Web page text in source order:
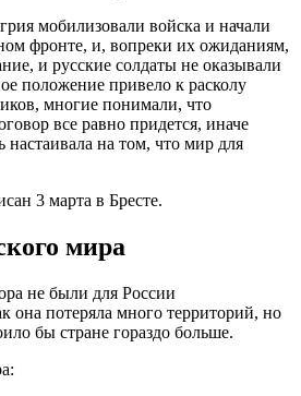
мобилизовали войска и начали
фронте, и, вопреки их ожиданиям,
и русские солдаты не оказывали
положение привело к расколу
многие понимали, что
все равно придется, иначе
настаивала на том, что мир для
3 марта в Бресте.
мира
не были для России
она потеряла много территорий, но
бы стране гораздо больше.